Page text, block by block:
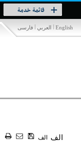
قائمة خدمة
Toggle
navigation
فارسی | العربي | English
الف الف